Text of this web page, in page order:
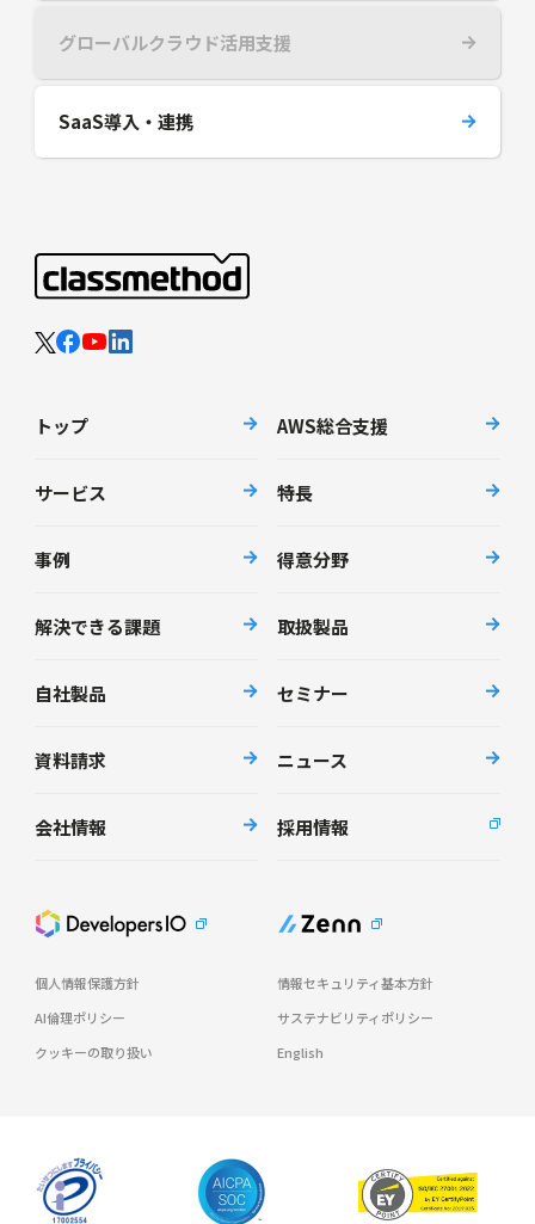
グローバルクラウド活用支援
SaaS導入・連携
トップ AWS総合支援
サービス 特長
事例 得意分野
解決できる課題 取扱製品
自社製品 セミナー
資料請求 ニュース
会社情報 採用情報
個人情報保護方針
情報セキュリティ基本方針
AI倫理ポリシー
サステナビリティポリシー
クッキーの取り扱い
English